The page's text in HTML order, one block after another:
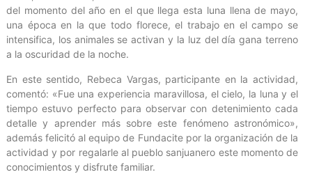
del momento del año en el que llega esta luna llena de mayo,
una época en la que todo florece, el trabajo en el campo se
intensifica, los animales se activan y la luz del día gana terreno
a la oscuridad de la noche.
En este sentido, Rebeca Vargas, participante en la actividad,
comentó: «Fue una experiencia maravillosa, el cielo, la luna y el
tiempo estuvo perfecto para observar con detenimiento cada
detalle y aprender más sobre este fenómeno astronómico»,
además felicitó al equipo de Fundacite por la organización de la
actividad y por regalarle al pueblo sanjuanero este momento de
conocimientos y disfrute familiar.